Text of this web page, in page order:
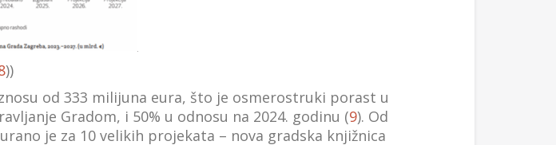
))
od 333 milijuna eura, što je osmerostruki porast u
Gradom, i 50% u odnosu na 2024. godinu (9). Od
je za 10 velikih projekata – nova gradska knjižnica